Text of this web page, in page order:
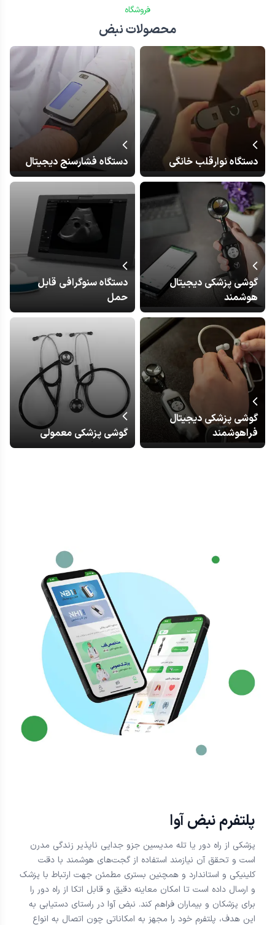
فروشگاه
محصولات نبض
دستگاه نوارقلب خانگی دستگاه فشارسنج دیجیتال
گوشی پزشکی دیجیتال
هوشمند
دستگاه سنوگرافی قابل
حمل
گوشی پزشکی دیجیتال
فراهوشمند
گوشی پزشکی معمولی
پلتفرم نبض آوا
پزشکی از راه دور یا تله مدیسین جزو جدایی ناپذیر زندگی مدرن
است و تحقق آن نیازمند استفاده از گجت‌های هوشمند با دقت
کلینیکی و استاندارد و همچنین بستری مطمئن جهت ارتباط با پزشک
و ارسال داده است تا امکان معاینه دقیق و قابل اتکا از راه دور را
برای پزشکان و بیماران فراهم کند. نبض آوا در راستای دستیابی به
این هدف، پلتفرم خود را مجهز به امکاناتی چون اتصال به انواع